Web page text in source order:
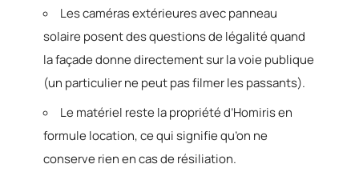
Les caméras extérieures avec panneau
solaire posent des questions de légalité quand
la façade donne directement sur la voie publique
(un particulier ne peut pas filmer les passants).
Le matériel reste la propriété d’Homiris en
formule location, ce qui signifie qu’on ne
conserve rien en cas de résiliation.